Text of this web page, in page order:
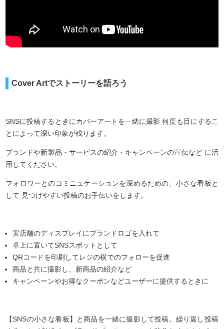
Cover Artでストーリーを語ろう
SNSに投稿するときにカバーアートを一緒に撮影 何度も目にするこ
とによって深い印象が残ります。
ブランドや新製品・サービスの紹介・キャンペーンの宣伝など に活
用してください。
フォロワーとのコミニュケーションを深めるための、小さな看板と
して 見つけやすい投稿のお手伝いをします。
実店舗のディスプレイにブランドロゴを入れて
卓上に置いてSNSスポットとして
QRコードを印刷してレジの横でのフォローを促進
商品と共に撮影し、新商品の紹介など
キャンペーンやお得なクーポンなどユーザーに提供するときに
【SNSの小さな看板】と商品を一緒に撮影して投稿。繰り返し投稿